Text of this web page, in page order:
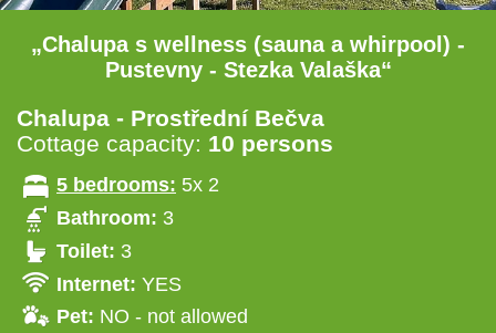
„Chalupa s wellness (sauna a whirpool) -
Pustevny - Stezka Valaška“
Chalupa - Prostřední Bečva
Cottage capacity: 10 persons
5 bedrooms: 5x 2
Bathroom: 3
Toilet: 3
Internet: YES
Pet: NO - not allowed